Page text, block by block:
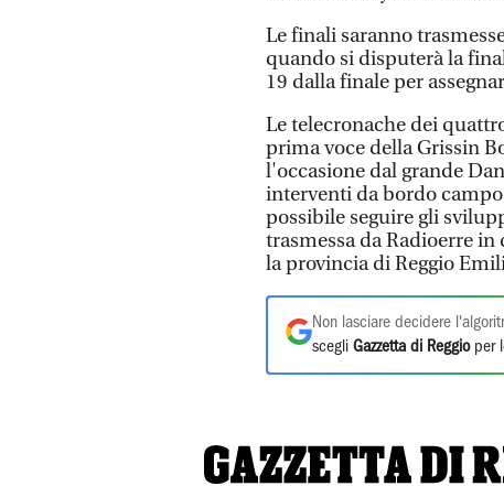
Le finali saranno
quando si disputerà la
19 dalla finale per
Le telecronache dei
prima voce della Grissin
l'occasione dal grande
interventi da bordo
possibile seguire gli
trasmessa da Radioerre
la provincia di Reggio
Non lasciare decidere
scegli Gazzetta di Reggioper